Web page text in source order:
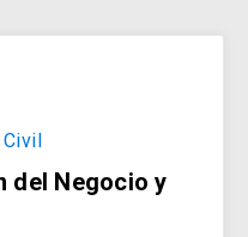
del Negocio y